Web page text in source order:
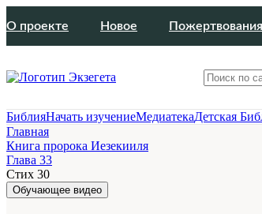
О проекте Новое Пожертвования
БиблияНачать изучениеМедиатекаДетская
Главная
Книга пророка Иезекииля
Глава 33
Стих 30
Обучающее видео